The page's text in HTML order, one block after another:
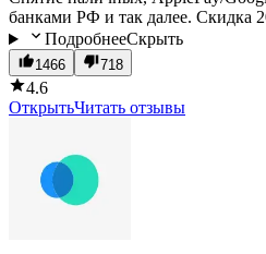
банками РФ и так далее. Скидка
ПодробнееСкрыть
1466 718
4.6
ОткрытьЧитать отзывы